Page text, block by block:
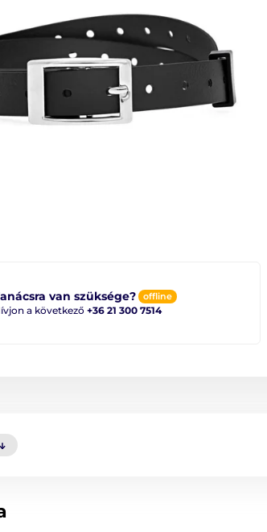
van szüksége? offline
a következő +36 21 300 7514